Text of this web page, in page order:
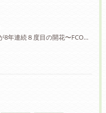
なんと胡蝶蘭が8年連続８度目の開花〜FCON住宅の快適さに驚愕の声！